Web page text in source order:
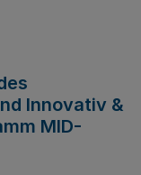
Innovativ &
MID-